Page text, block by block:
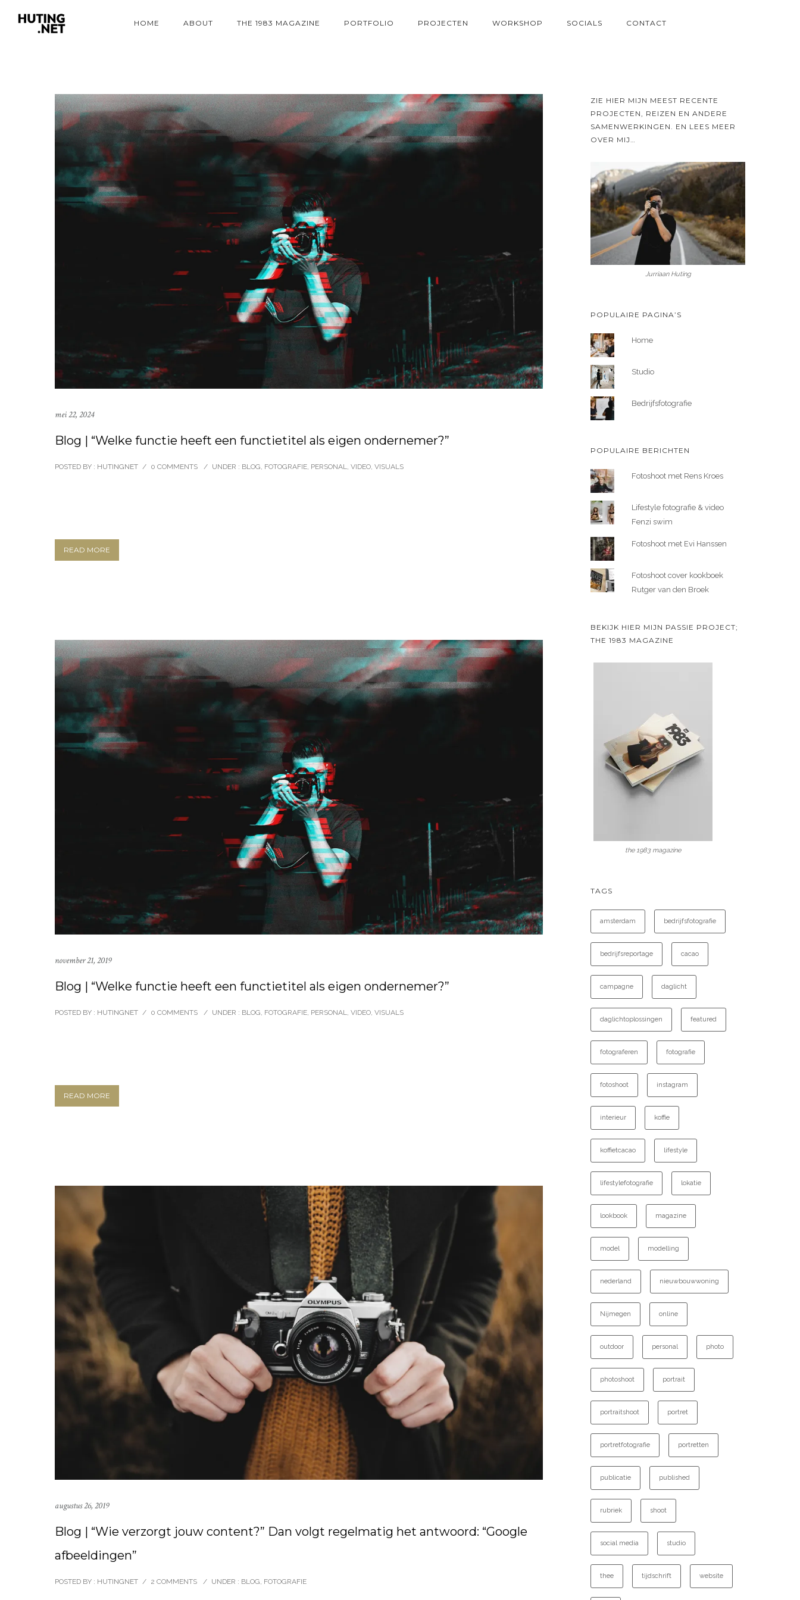
HOME ABOUT THE 1983 MAGAZINE PORTFOLIO PROJECTEN WORKSHOP SOCIALS CONTACT
mei 22, 2024
Blog | “Welke functie heeft een functietitel als eigen ondernemer?”
POSTED BY : HUTINGNET / 0 COMMENTS / UNDER : BLOG, FOTOGRAFIE, PERSONAL, VIDEO, VISUALS
READ MORE
november 21, 2019
Blog | “Welke functie heeft een functietitel als eigen ondernemer?”
POSTED BY : HUTINGNET / 0 COMMENTS / UNDER : BLOG FOTOGRAFIE PERSONAL VIDEO VISUALS
READ MORE
augustus 26, 2019
Blog | “Wie verzorgt jouw content?” Dan volgt regelmatig het antwoord: “Google
afbeeldingen”
POSTED BY : HUTINGNET / 2 COMMENTS / UNDER : BLOG, FOTOGRAFIE
ZIE HIER MIJN MEEST RECENTE
PROJECTEN, REIZEN EN ANDERE
SAMENWERKINGEN. EN LEES MEER
OVER MIJ…
Jurriaan Huting
POPULAIRE PAGINA’S
Home
Studio
Bedrijfsfotografie
POPULAIRE BERICHTEN
Fotoshoot met Rens Kroes
Lifestyle fotografie & video
Fenzi swim
Fotoshoot met Evi Hanssen
Fotoshoot cover kookboek
Rutger van den Broek
BEKIJK HIER MIJN PASSIE PROJECT;
THE 1983 MAGAZINE
the 1983 magazine
TAGS
amsterdam bedrijfsfotografie
bedrijfsreportage cacao
campagne daglicht
daglichtoplossingen featured
fotograferen fotografie
fotoshoot instagram
interieur koffie
koffietcacao lifestyle
lifestylefotografie lokatie
lookbook magazine
model modelling
nederland nieuwbouwwoning
Nijmegen online
outdoor personal photo
photoshoot portrait
portraitshoot portret
portretfotografie portretten
publicatie published
rubriek shoot
social media studio
thee tijdschrift website